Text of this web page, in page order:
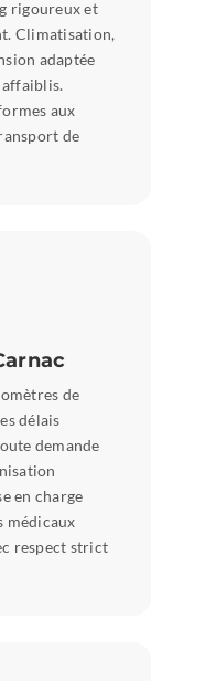
rigoureux et
Climatisation,
adaptée
aux
de
de
délais
demande
en charge
médicaux
respect strict